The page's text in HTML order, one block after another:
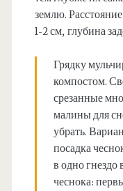
землю.
1-2 см, глубина
Грядку
компостом.
срезанные
малины для
убрать.
посадка
в одно гнездо
чеснока: